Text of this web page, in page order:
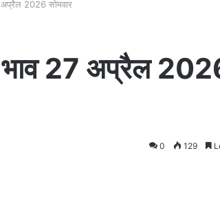
2026 सोमवार
भाव 27 अप्रैल
0 129